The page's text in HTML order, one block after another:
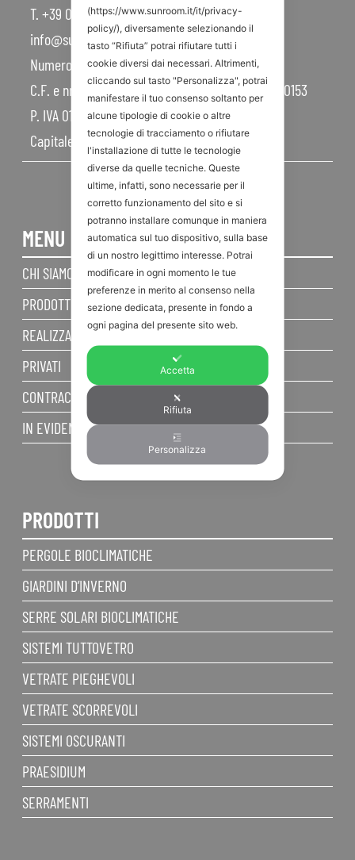
T. +39 0541 834011
info@sunroom.it
Numero REA RN – 225109
C.F. e nr. iscrizione al Registro Imprese 07879990153
P. IVA 01968830404
Capitale Sociale 450.000,00 I.V.
MENU
CHI SIAMO
PRODOTTI
REALIZZAZIONI
PRIVATI
CONTRACT
IN EVIDENZA
PRODOTTI
PERGOLE BIOCLIMATICHE
GIARDINI D’INVERNO
SERRE SOLARI BIOCLIMATICHE
SISTEMI TUTTOVETRO
VETRATE PIEGHEVOLI
VETRATE SCORREVOLI
SISTEMI OSCURANTI
PRAESIDIUM
SERRAMENTI
(https://www.sunroom.it/it/privacy-
policy/), diversamente selezionando il
tasto “Rifiuta” potrai rifiutare tutti i
cookie diversi dai necessari. Altrimenti,
cliccando sul tasto "Personalizza", potrai
manifestare il tuo consenso soltanto per
alcune tipologie di cookie o altre
tecnologie di tracciamento o rifiutare
l'installazione di tutte le tecnologie
diverse da quelle tecniche. Queste
ultime, infatti, sono necessarie per il
corretto funzionamento del sito e si
potranno installare comunque in maniera
automatica sul tuo dispositivo, sulla base
di un nostro legittimo interesse. Potrai
modificare in ogni momento le tue
preferenze in merito al consenso nella
sezione dedicata, presente in fondo a
ogni pagina del presente sito web.
Accetta
Rifiuta
Personalizza